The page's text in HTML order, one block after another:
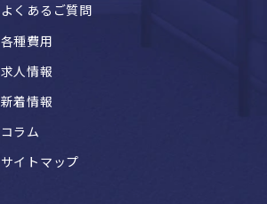
よくあるご質問
各種費用
求人情報
新着情報
コラム
サイトマップ